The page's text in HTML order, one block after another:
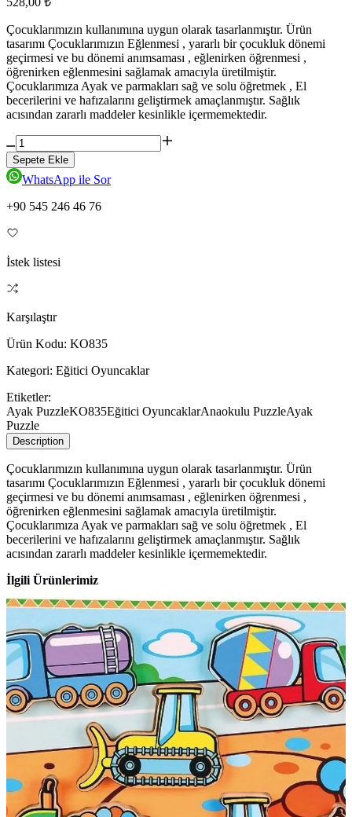
Çocuklarımızın kullanımına uygun olarak tasarlanmıştır. Ürün
tasarımı Çocuklarımızın Eğlenmesi , yararlı bir çocukluk dönemi
geçirmesi ve bu dönemi anımsaması , eğlenirken öğrenmesi ,
öğrenirken eğlenmesini sağlamak amacıyla üretilmiştir.
Çocuklarımıza Ayak ve parmakları sağ ve solu öğretmek , El
becerilerini ve hafızalarını geliştirmek amaçlanmıştır. Sağlık
acısından zararlı maddeler kesinlikle içermemektedir.
Sepete Ekle
WhatsApp ile Sor
+90 545 246 46 76
İstek listesi
Karşılaştır
Ürün Kodu: KO835
Kategori: Eğitici Oyuncaklar
Etiketler:
Ayak PuzzleKO835Eğitici OyuncaklarAnaokulu PuzzleAyak
Puzzle
Description
Çocuklarımızın kullanımına uygun olarak tasarlanmıştır. Ürün
tasarımı Çocuklarımızın Eğlenmesi , yararlı bir çocukluk dönemi
geçirmesi ve bu dönemi anımsaması , eğlenirken öğrenmesi ,
öğrenirken eğlenmesini sağlamak amacıyla üretilmiştir.
Çocuklarımıza Ayak ve parmakları sağ ve solu öğretmek , El
becerilerini ve hafızalarını geliştirmek amaçlanmıştır. Sağlık
acısından zararlı maddeler kesinlikle içermemektedir.
İlgili Ürünlerimiz